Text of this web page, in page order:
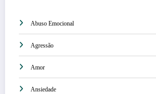
Abuso Emocional
Agressão
Amor
Ansiedade